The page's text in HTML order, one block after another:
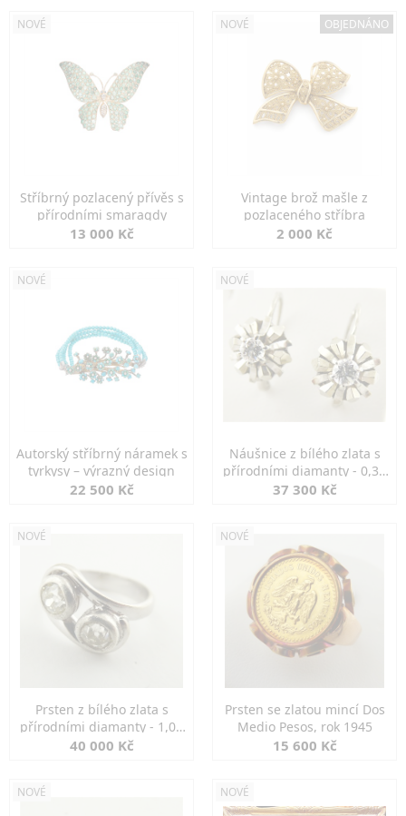
NOVÉ
Stříbrný pozlacený přívěs s
přírodními smaragdy
13 000 Kč
NOVÉ OBJEDNÁNO
Vintage brož mašle z
pozlaceného stříbra
2 000 Kč
NOVÉ
Autorský stříbrný náramek s
tyrkysy – výrazný design
22 500 Kč
NOVÉ
Náušnice z bílého zlata s
přírodními diamanty - 0,30
ct
37 300 Kč
NOVÉ
Prsten z bílého zlata s
přírodními diamanty - 1,00
ct
40 000 Kč
NOVÉ
Prsten se zlatou mincí Dos
Medio Pesos, rok 1945
15 600 Kč
NOVÉ NOVÉ